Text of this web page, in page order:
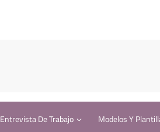
Entrevista De Trabajo Modelos Y